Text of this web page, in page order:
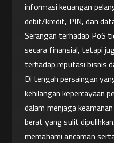
informasi keuangan
debit/kredit, PIN, dan
Serangan terhadap PoS
secara finansial, tetapi
terhadap reputasi bisnis
Di tengah persaingan
kehilangan kepercayaan
dalam menjaga
berat yang sulit
memahami ancaman